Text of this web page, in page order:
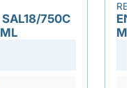
SAL18/750C